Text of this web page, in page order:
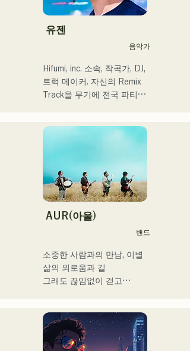
2024년 12월 24일에 다이마
루 파사주 광장에서 열리는
자선 뮤직슨에 출연 예정
캡처해 신선한 사운드를 추
구하고 있다. 달콤한 목소리
세련된 스타일에 주목해 주
셨으면 한다.
유젠
음악가
Hifumi, inc. 소속, 작곡가, DJ,
트럭 메이커. 자신의 Remix
Track을 무기에 전국 파티에
가되고 있다.
「Porter Robinson JAPAN
tour」 「VIRTUAFREAK@
신키바 AGEHA」 등 다수 출
연
최근에는 송 라이팅, 리믹스
워크를 정력적으로 실시하고
있어, VTuber 「텐키 오코
메」라고 퓨처링한 「Life
기록. 이 곡은 Spotify 공식
플레이리스트들이도 한다.
그 외에도 「홀로 라이브」
AUR(아울)
밴드
소중한 사람과의 만남, 이별
삶의 외로움과 길
그래도 끊임없이 걷고
개성적인 배열로
노래 만들기
희망을 연주하고 말하는 밴